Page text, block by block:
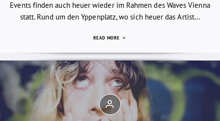
Events finden auch heuer wieder im Rahmen des Waves Vienna
statt. Rund um den Yppenplatz, wo sich heuer das Artist...
READ MORE